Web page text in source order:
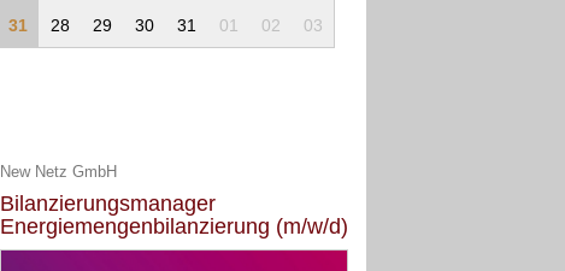
31 28 29 30 31 01 02 03
New Netz GmbH
Bilanzierungsmanager
Energiemengenbilanzierung (m/w/d)